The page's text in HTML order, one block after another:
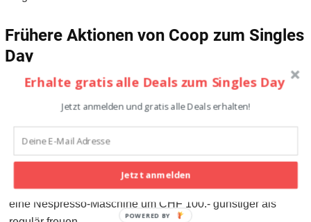
Frühere Aktionen von Coop zum Singles
Day
Day beteiligt. Dafür konnte man aber amBlack Friday
22% reduziert. Kaffeetrinker konnten sich zudem noch über
eine Nespresso-Maschine um CHF 100.- günstiger als
Erhalte gratis alle Deals zum Singles Day
Jetzt anmelden und gratis alle Deals erhalten!
Jetzt anmelden
POWERED BY